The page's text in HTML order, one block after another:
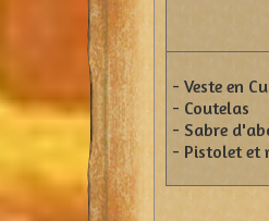
- Veste en
- Coutelas
- Sabre
- Pistolet et